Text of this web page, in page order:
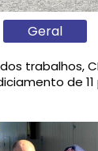
Geral
trabalhos,
de